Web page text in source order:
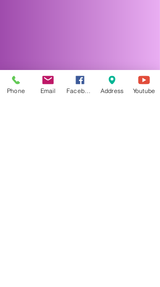
Phone Email Address Youtube